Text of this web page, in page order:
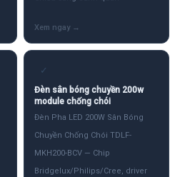
✓
Đèn sân bóng chuyền 200w
module chống chói
Đèn Pha LED 200W Sân Bóng
Chuyền Chống Chói TDLF-
MKH200-BCV — Chip
Bridgelux/Philips/Cree, driver